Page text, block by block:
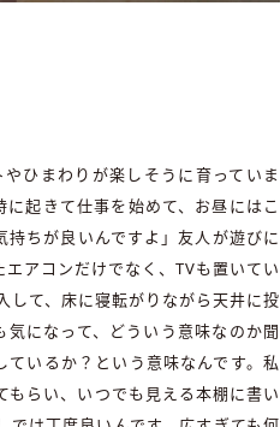
ひまわりが楽しそうに育っていま
起きて仕事を始めて、お昼にはこ
ちが良いんですよ」友人が遊びに
アコンだけでなく、TVも置いてい
して、床に寝転がりながら天井に投
になって、どういう意味なのか聞
いるか？という意味なんです。私
らい、いつでも見える本棚に書い